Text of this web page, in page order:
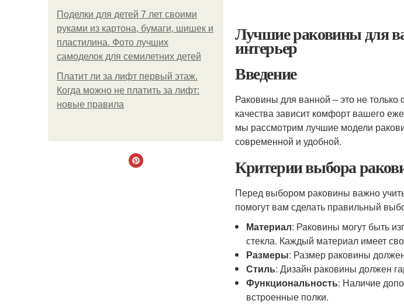
Поделки для детей 7 лет своими
руками из картона, бумаги, шишек и
пластилина. Фото лучших
самоделок для семилетних детей
Платит ли за лифт первый этаж.
Когда можно не платить за лифт:
новые правила
Лучшие раковины для
интерьер
Введение
Раковины для ванной – это не
качества зависит комфорт вашего
мы рассмотрим лучшие модели
современной и удобной.
Критерии выбора
Перед выбором раковины важно
помогут вам сделать правильный
Материал: Раковины могут быть
стекла. Каждый материал имеет
Размеры: Размер раковины
Стиль: Дизайн раковины должен
Функциональность: Наличие
встроенные полки.